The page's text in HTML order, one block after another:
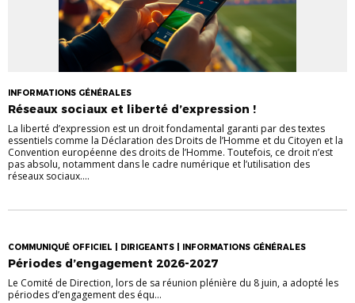
INFORMATIONS GÉNÉRALES
Réseaux sociaux et liberté d’expression !
La liberté d’expression est un droit fondamental garanti par des textes
essentiels comme la Déclaration des Droits de l’Homme et du Citoyen et la
Convention européenne des droits de l’Homme. Toutefois, ce droit n’est
pas absolu, notamment dans le cadre numérique et l’utilisation des
réseaux sociaux....
COMMUNIQUÉ OFFICIEL | DIRIGEANTS | INFORMATIONS GÉNÉRALES
Périodes d’engagement 2026-2027
Le Comité de Direction, lors de sa réunion plénière du 8 juin, a adopté les
périodes d’engagement des équ...